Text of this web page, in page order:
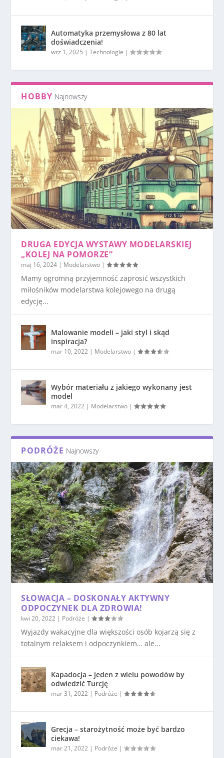
Automatyka przemysłowa z 80 lat
doświadczenia!
wrz 1, 2025 |Technologie |
HOBBY Najnowszy
DRUGA EDYCJA WYSTAWY MODELARSKIEJ
„KOLEJ NA POMORZE”
maj 16, 2024 | Modelarstwo |
Mamy ogromną przyjemność zaprosić wszystkich
miłośników modelarstwa kolejowego na drugą
edycję...
Malowanie modeli – jaki styl i skąd
inspiracja?
mar 10, 2022 | Modelarstwo |
Wybór materiału z jakiego wykonany jest
model
mar 4, 2022 | Modelarstwo |
PODRÓŻE Najnowszy
SŁOWACJA – DOSKONAŁY AKTYWNY
ODPOCZYNEK DLA ZDROWIA!
kwi 20, 2022 | Podróże |
Wyjazdy wakacyjne dla większości osób kojarzą się z
totalnym relaksem i odpoczynkiem… ale...
Kapadocja – jeden z wielu powodów by
odwiedzić Turcję
mar 31, 2022 | Podróże |
Grecja – starożytność może być bardzo
ciekawa!
mar 21, 2022 | Podróże |